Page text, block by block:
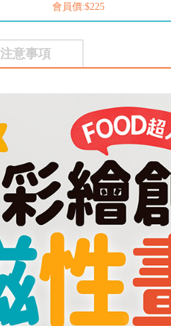
會員價:$225
注意事項